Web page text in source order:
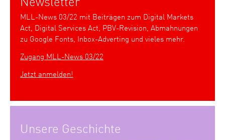
MLL-News 03/22 mit Beiträgen zum Digital Markets
Act, Digital Services Act, PBV-Revision, Abmahnungen
zu Google Fonts, Inbox-Adverting und vieles mehr.
Zugang MLL-News 03/22
Jetzt anmelden!
Unsere Geschichte